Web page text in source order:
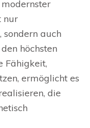
nur
auch
höchsten
Fähigkeit,
ermöglicht es
die